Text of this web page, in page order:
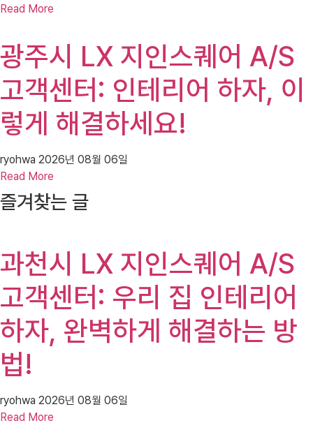
Read More
광주시 LX 지인스퀘어 A/S
고객센터: 인테리어 하자, 이
렇게 해결하세요!
ryohwa 2026년 08월 06일
Read More
즐겨찾는 글
과천시 LX 지인스퀘어 A/S
고객센터: 우리 집 인테리어
하자, 완벽하게 해결하는 방
법!
ryohwa 2026년 08월 06일
Read More